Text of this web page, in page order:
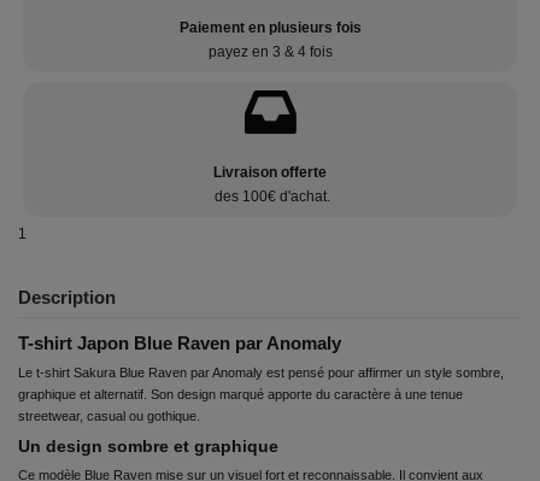
Paiement en plusieurs fois
payez en 3 & 4 fois
Livraison offerte
des 100€ d'achat.
1
Description
T-shirt Japon Blue Raven par Anomaly
Le t-shirt Sakura Blue Raven par Anomaly est pensé pour affirmer un style sombre,
graphique et alternatif. Son design marqué apporte du caractère à une tenue
streetwear, casual ou gothique.
Un design sombre et graphique
Ce modèle Blue Raven mise sur un visuel fort et reconnaissable. Il convient aux